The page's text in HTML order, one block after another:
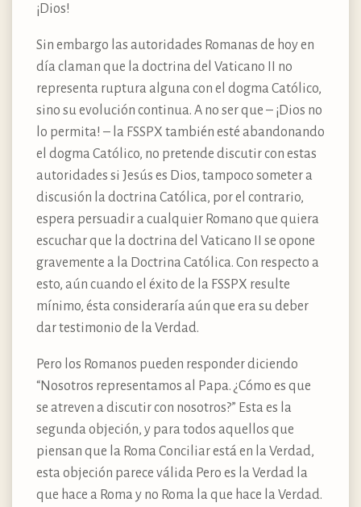
¡Dios!
Sin embargo las autoridades Romanas de hoy en
día claman que la doctrina del Vaticano II no
representa ruptura alguna con el dogma Católico,
sino su evolución continua. A no ser que – ¡Dios no
lo permita! – la FSSPX también esté abandonando
el dogma Católico, no pretende discutir con estas
autoridades si Jesús es Dios, tampoco someter a
discusión la doctrina Católica, por el contrario,
espera persuadir a cualquier Romano que quiera
escuchar que la doctrina del Vaticano II se opone
gravemente a la Doctrina Católica. Con respecto a
esto, aún cuando el éxito de la FSSPX resulte
mínimo, ésta consideraría aún que era su deber
dar testimonio de la Verdad.
Pero los Romanos pueden responder diciendo
“Nosotros representamos al Papa. ¿Cómo es que
se atreven a discutir con nosotros?” Esta es la
segunda objeción, y para todos aquellos que
piensan que la Roma Conciliar está en la Verdad,
esta objeción parece válida Pero es la Verdad la
que hace a Roma y no Roma la que hace la Verdad.